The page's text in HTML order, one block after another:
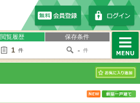
閲覧履歴
1 件
保存条件
- 件
MENU
お気に入り